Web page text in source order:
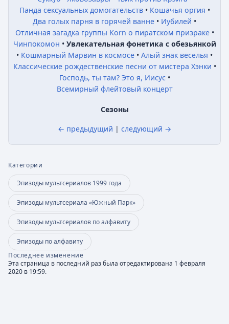
Панда сексуальных домогательств
Кошачья оргия
Два голых парня в горячей ванне
Иубилей
Отличная загадка группы Korn о пиратском призраке
Чинпокомон
Увлекательная фонетика с обезьянкой
Кошмарный Марвин в космосе
Алый знак веселья
Классические рождественские песни от мистера Хэнки
Господь, ты там? Это я, Иисус
Всемирный флейтовый концерт
Сезоны
← предыдущий | следующий →
Категории
Эпизоды мультсериалов 1999 года
Эпизоды мультсериала «Южный Парк»
Эпизоды мультсериалов по алфавиту
Эпизоды по алфавиту
Последнее изменение
Эта страница в последний раз была отредактирована 1 февраля
2020 в 19:59.